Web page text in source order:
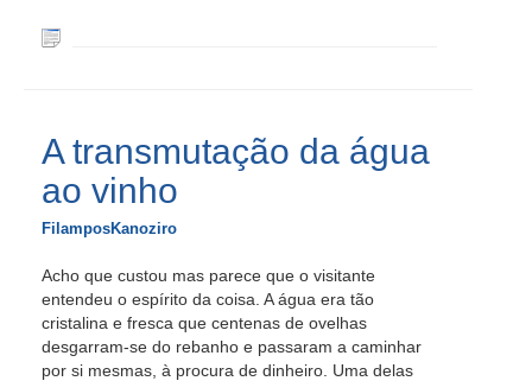
A transmutação da água
ao vinho
FilamposKanoziro
Acho que custou mas parece que o visitante
entendeu o espírito da coisa. A água era tão
cristalina e fresca que centenas de ovelhas
desgarram-se do rebanho e passaram a caminhar
por si mesmas, à procura de dinheiro. Uma delas